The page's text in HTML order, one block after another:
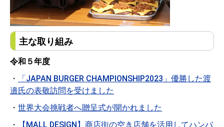
主な取り組み
令和５年度
・
「JAPAN BURGER CHAMPIONSHIP2023」優勝した渡
邉氏の表敬訪問を受けました
・ 世界大会挑戦者へ贈呈式が開かれました
・
【MALL DESIGN】商店街の空き店舗を活用してハンバ